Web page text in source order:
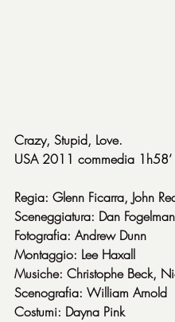
Crazy, Stupid, Love.
USA 2011 commedia 1h58’
Regia: Glenn Ficarra, John
Sceneggiatura: Dan Fogelman
Fotografia: Andrew Dunn
Montaggio: Lee Haxall
Musiche: Christophe Beck,
Scenografia: William Arnold
Costumi: Dayna Pink